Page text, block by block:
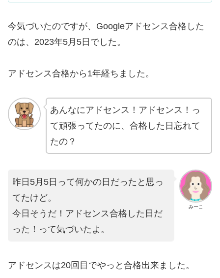
今気づいたのですが、Googleアドセンス合格した
のは、2023年5月5日でした。
アドセンス合格から1年経ちました。
あんなにアドセンス！アドセンス！っ
て頑張ってたのに、合格した日忘れて
たの？
みーこ
昨日5月5日って何かの日だったと思っ
てたけど。
今日そうだ！アドセンス合格した日だ
った！って気づいたよ。
アドセンスは20回目でやっと合格出来ました。